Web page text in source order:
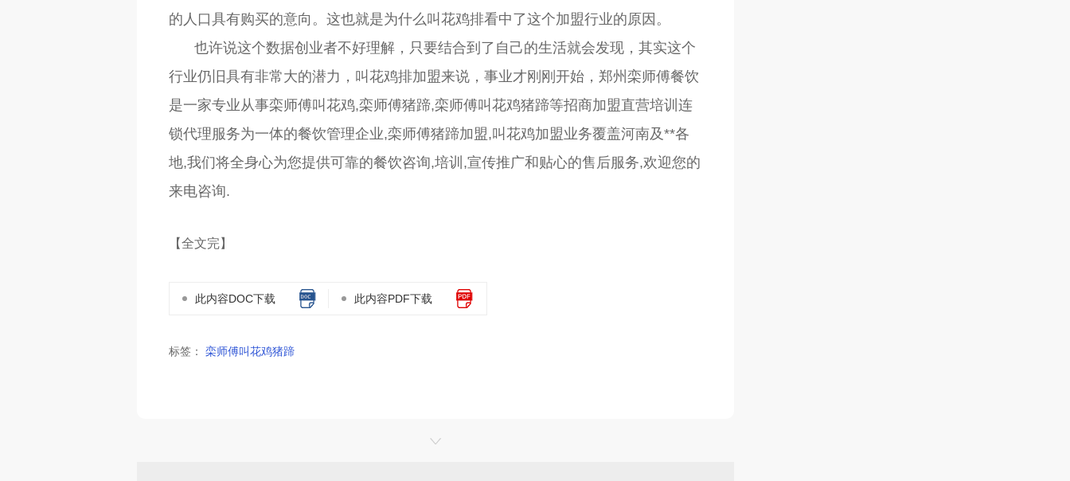
的人口具有购买的意向。这也就是为什么叫花鸡排看中了这个加盟行业的原因。
也许说这个数据创业者不好理解，只要结合到了自己的生活就会发现，其实这个
行业仍旧具有非常大的潜力，叫花鸡排加盟来说，事业才刚刚开始， 郑州栾师傅餐饮
是一家专业从事栾师傅叫花鸡,栾师傅猪蹄,栾师傅叫花鸡猪蹄等招商加盟直营培训连
锁代理服务为一体的餐饮管理企业,栾师傅猪蹄加盟,叫花鸡加盟业务覆盖河南及**各
地,我们将全身心为您提供可靠的餐饮咨询,培训,宣传推广和贴心的售后服务,欢迎您的
来电咨询.
【全文完】
此内容DOC下载 此内容PDF下载
标签： 栾师傅叫花鸡猪蹄